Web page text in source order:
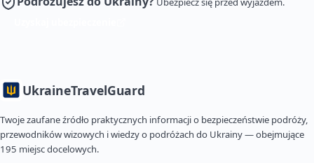
UkraineTravelGuard
Twoje zaufane źródło praktycznych informacji o bezpieczeństwie podróży,
przewodników wizowych i wiedzy o podróżach do Ukrainy — obejmujące
195 miejsc docelowych.